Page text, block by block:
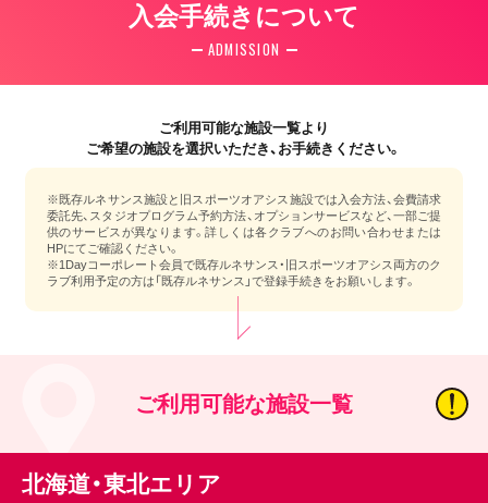
入会手続きについて
ADMISSION
ご利用可能な施設一覧より
ご希望の施設を選択いただき、お手続きください。
※既存ルネサンス施設と旧スポーツオアシス施設では入会方法、会費請求
委託先、スタジオプログラム予約方法、オプションサービスなど、一部ご提
供のサービスが異なります。詳しくは各クラブへのお問い合わせまたは
HPにてご確認ください。
※1Dayコーポレート会員で既存ルネサンス・旧スポーツオアシス両方のク
ラブ利用予定の方は「既存ルネサンス」で登録手続きをお願いします。
ご利用可能な施設一覧
北海道・東北エリア